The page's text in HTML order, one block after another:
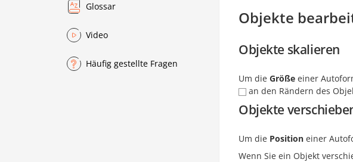
Glossar
Video
Häufig gestellte Fragen
Objekte
Objekte skalieren
Um die Größe einer
an den Rändern des
Objekte
Um die Position einer
Wenn Sie ein Objekt